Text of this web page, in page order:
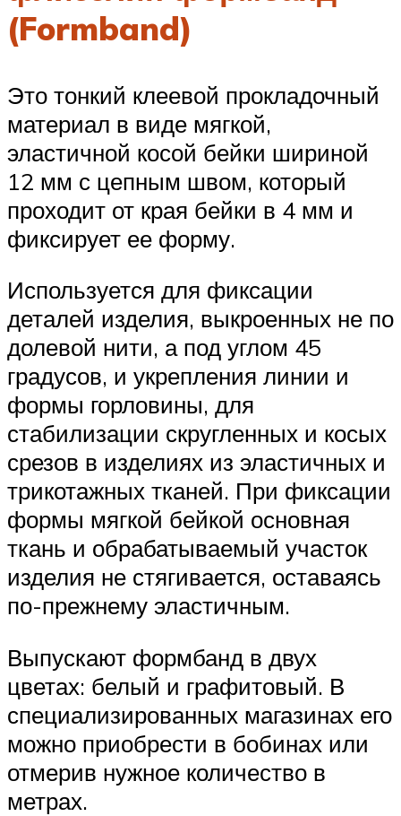
(Formband)
Это тонкий клеевой прокладочный
материал в виде мягкой,
эластичной косой бейки шириной
12 мм с цепным швом, который
проходит от края бейки в 4 мм и
фиксирует ее форму.
Используется для фиксации
деталей изделия, выкроенных не по
долевой нити, а под углом 45
градусов, и укрепления линии и
формы горловины, для
стабилизации скругленных и косых
срезов в изделиях из эластичных и
трикотажных тканей. При фиксации
формы мягкой бейкой основная
ткань и обрабатываемый участок
изделия не стягивается, оставаясь
по-прежнему эластичным.
Выпускают формбанд в двух
цветах: белый и графитовый. В
специализированных магазинах его
можно приобрести в бобинах или
отмерив нужное количество в
метрах.